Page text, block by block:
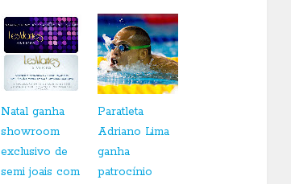
Natal ganha
showroom
exclusivo de
semi joais com
Paratleta
Adriano Lima
ganha
patrocínio